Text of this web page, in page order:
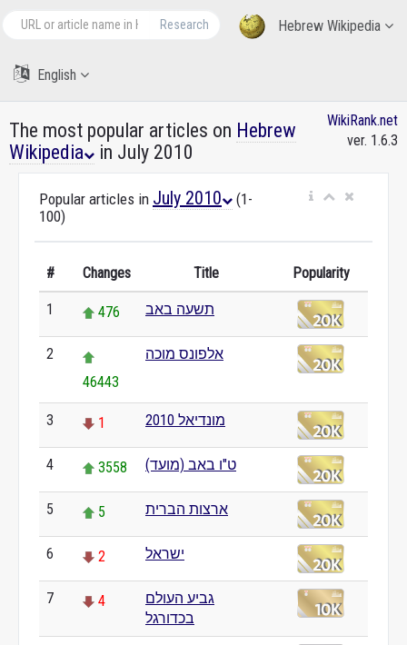
Hebrew Wikipedia
Research
English
The most popular articles on Hebrew
Wikipedia
in July 2010
WikiRank.net
ver. 1.6.3
Popular articles in July 2010
(1-
100)
# Changes Title Popularity
1 476 תשעה באב
2
46443
אלפונס מוכה
3 1 מונדיאל 2010
4 3558 ט"ו באב (מועד)
5 5 ארצות הברית
6 2 ישראל
7 4
גביע העולם
בכדורגל